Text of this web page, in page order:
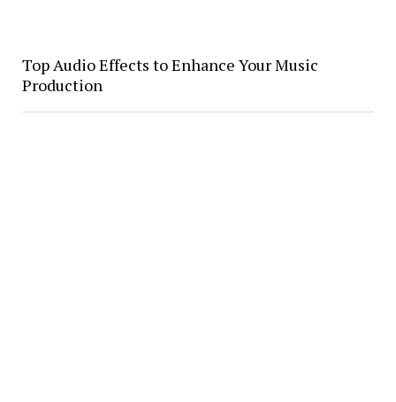
Top Audio Effects to Enhance Your Music
Production